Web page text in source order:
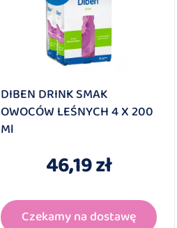
DIBEN DRINK SMAK
OWOCÓW LEŚNYCH 4 X 200
Ml
46,19 zł
Czekamy na dostawę